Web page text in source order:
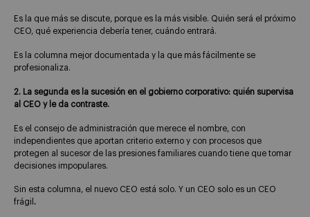
Es la que más se discute, porque es la más visible. Quién será el próximo
CEO, qué experiencia debería tener, cuándo entrará.
Es la columna mejor documentada y la que más fácilmente se
profesionaliza.
2. La segunda es la sucesión en el gobierno corporativo: quién supervisa
al CEO y le da contraste.
Es el consejo de administración que merece el nombre, con
independientes que aportan criterio externo y con procesos que
protegen al sucesor de las presiones familiares cuando tiene que tomar
decisiones impopulares.
Sin esta columna, el nuevo CEO está solo. Y un CEO solo es un CEO
frágil .